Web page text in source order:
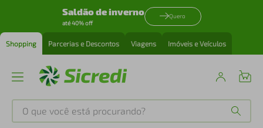
Saldão de inverno
até 40% off
Quero
Shopping Parcerias e Descontos Viagens Imóveis e Veículos
O que você está procurando?